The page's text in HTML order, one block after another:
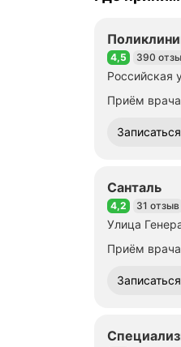
Рейтинг 4,5
4,5 390
Российская
Приём врача
Номер телефона:
Санталь
Рейтинг 4,2
4,2 31 отзыв
Улица
Приём врача